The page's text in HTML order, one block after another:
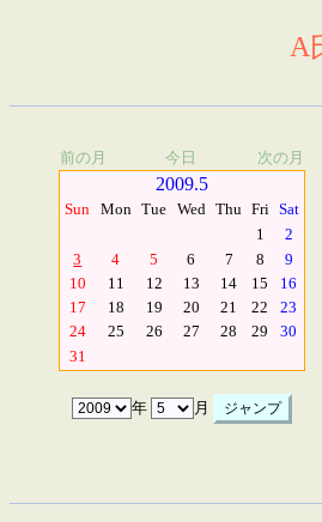
A
前の月 今日 次の月
2009.5
Sun Mon Tue Wed Thu Fri Sat
1
2
3
4 5 6 7 8
9
10
11 12 13 14 15
16
17
18 19 20 21 22
23
24
25 26 27 28 29
30
31
年 月